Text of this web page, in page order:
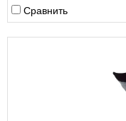
Сравнить